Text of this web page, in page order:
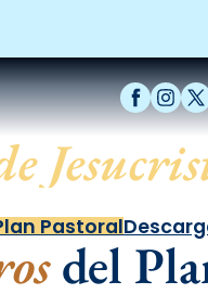
X
Pastoral
del